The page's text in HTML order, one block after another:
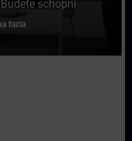
schopni
fazla